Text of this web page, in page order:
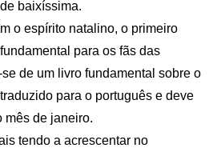
baixíssima.
o espírito natalino, o primeiro
para os fãs das
de um livro fundamental sobre o
para o português e deve
mês de janeiro.
tendo a acrescentar no